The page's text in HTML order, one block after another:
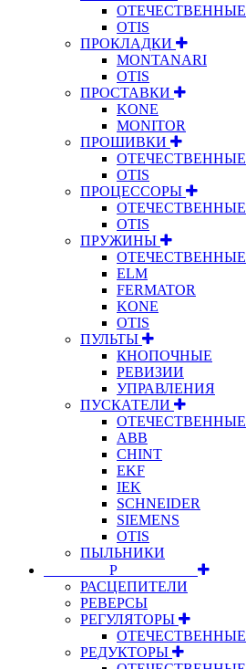
ОТЕЧЕСТВЕННЫЕ
OTIS
ПРОКЛАДКИ
MONTANARI
OTIS
ПРОСТАВКИ
KONE
MONITOR
ПРОШИВКИ
ОТЕЧЕСТВЕННЫЕ
OTIS
ПРОЦЕССОРЫ
ОТЕЧЕСТВЕННЫЕ
OTIS
ПРУЖИНЫ
ОТЕЧЕСТВЕННЫЕ
ELM
FERMATOR
KONE
OTIS
ПУЛЬТЫ
КНОПОЧНЫЕ
РЕВИЗИИ
УПРАВЛЕНИЯ
ПУСКАТЕЛИ
ОТЕЧЕСТВЕННЫЕ
ABB
CHINT
EKF
IEK
SCHNEIDER
SIEMENS
OTIS
ПЫЛЬНИКИ
⠀⠀⠀⠀⠀⠀Р⠀⠀⠀⠀⠀⠀⠀
РАСЦЕПИТЕЛИ
РЕВЕРСЫ
РЕГУЛЯТОРЫ
ОТЕЧЕСТВЕННЫЕ
РЕДУКТОРЫ